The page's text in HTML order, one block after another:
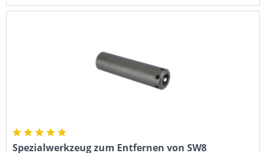
Spezialwerkzeug zum Entfernen von SW8